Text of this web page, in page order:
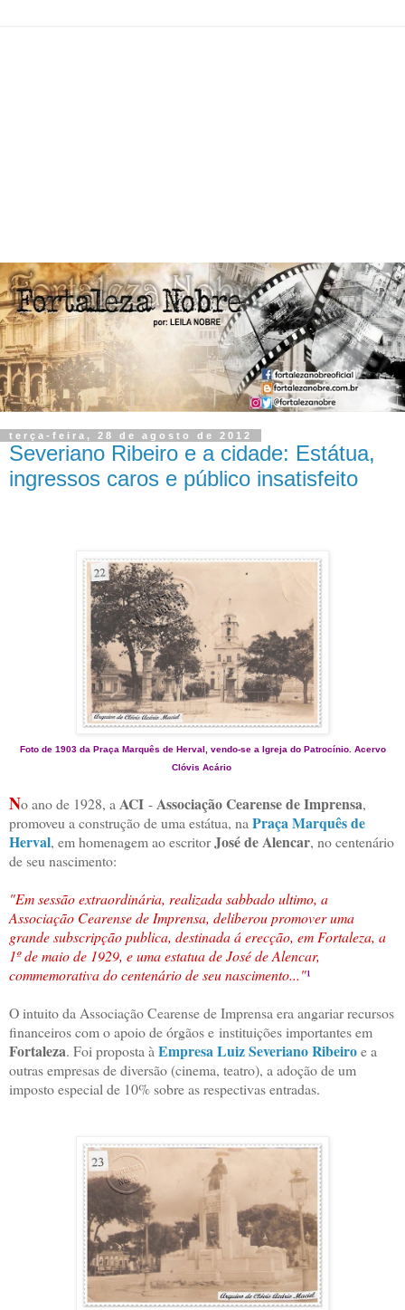
terça-feira, 28 de agosto de 2012
Severiano Ribeiro e a cidade: Estátua,
ingressos caros e público insatisfeito
Foto de 1903 da Praça Marquês de Herval, vendo-se a Igreja do Patrocínio. Acervo
Clóvis Acário
No ano de 1928, a ACI - Associação Cearense de Imprensa,
promoveu a construção de uma estátua, na Praça Marquês de
Herval, em homenagem ao escritorJosé de Alencar, no centenário
de seu nascimento:
"Em sessão extraordinária, realizada sabbado ultimo, a
Associação Cearense de Imprensa, deliberou promover uma
grande subscripção publica, destinada á erecção, em Fortaleza, a
1º de maio de 1929, e uma estatua de José de Alencar,
commemorativa do centenário de seu nascimento..."¹
O intuito da Associação Cearense de Imprensa era angariar recursos
financeiros com o apoio de órgãos e instituições importantes em
Fortaleza. Foi proposta à Empresa Luiz Severiano Ribeiroe a
outras empresas de diversão (cinema, teatro), a adoção de um
imposto especial de 10% sobre as respectivas entradas.